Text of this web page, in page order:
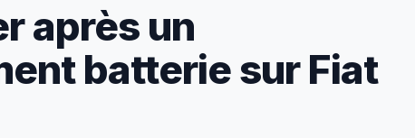
après un
batterie sur Fiat